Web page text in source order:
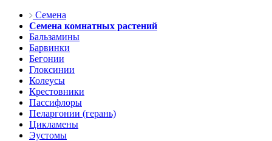
Семена
Семена комнатных растений
Бальзамины
Барвинки
Бегонии
Глоксинии
Колеусы
Крестовники
Пассифлоры
Пеларгонии (герань)
Цикламены
Эустомы